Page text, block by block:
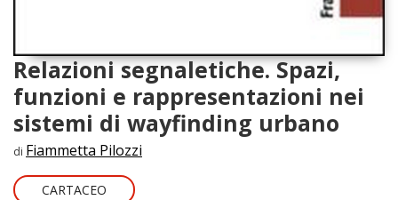
Relazioni segnaletiche. Spazi,
funzioni e rappresentazioni nei
sistemi di wayfinding urbano
di Fiammetta Pilozzi
CARTACEO